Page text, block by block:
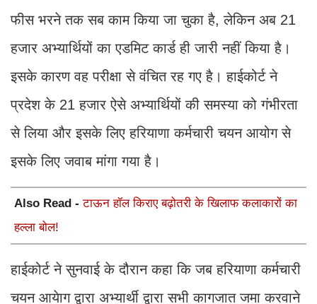
फीस भरने तक सब काम किया जा चुका है, लेकिन अब 21
हजार अभ्यार्थियों का एडमिट कार्ड ही जारी नहीं किया है।
इसके कारण वह परीक्षा से वंचित रह गए है। हाईकोर्ट ने
प्रदेश के 21 हजार ऐसे अभ्यार्थियों की समस्या को गंभीरता
से लिया और इसके लिए हरियाणा कर्मचारी चयन आयोग से
इसके लिए जवाब मांगा गया है।
Also Read -टाऊन हॉल किराए बढ़ोतरी के खिलाफ कलाकारों का
हल्ला बोल!
हाईकोर्ट ने सुनवाई के दौरान कहा कि जब हरियाणा कर्मचारी
चयन आयेाग द्वारा अभ्यार्थी द्वारा सभी कागजात जमा करवाने